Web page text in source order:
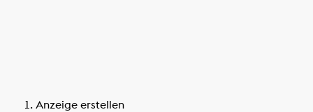
1. Anzeige erstellen